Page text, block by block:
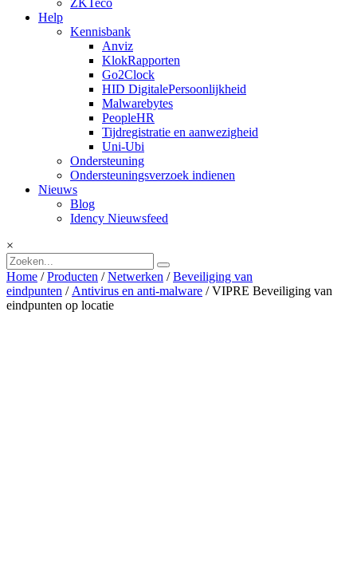
ZKTeco
Help
Kennisbank
Anviz
KlokRapporten
Go2Clock
HID DigitalePersoonlijkheid
Malwarebytes
PeopleHR
Tijdregistratie en aanwezigheid
Uni-Ubi
Ondersteuning
Ondersteuningsverzoek indienen
Nieuws
Blog
Idency Nieuwsfeed
×
Home /Producten /Netwerken /Beveiliging van
eindpunten /Antivirus en anti-malware / VIPRE Beveiliging van
eindpunten op locatie